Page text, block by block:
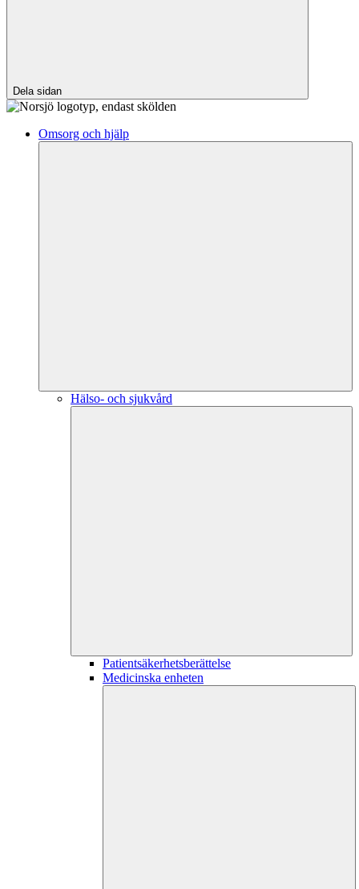
Dela sidan
Omsorg och hjälp
Hälso- och sjukvård
Patientsäkerhetsberättelse
Medicinska enheten